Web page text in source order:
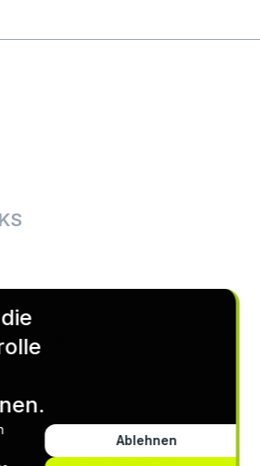
Ablehnen